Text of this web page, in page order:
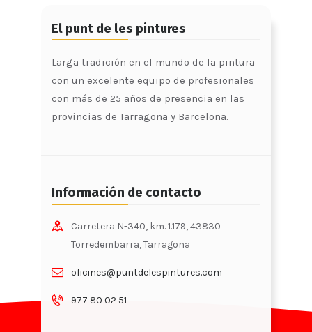
El punt de les pintures
Larga tradición en el mundo de la pintura
con un excelente equipo de profesionales
con más de 25 años de presencia en las
provincias de Tarragona y Barcelona.
Información de contacto
Carretera N-340, km. 1.179, 43830
Torredembarra, Tarragona
oficines@puntdelespintures.com
977 80 02 51